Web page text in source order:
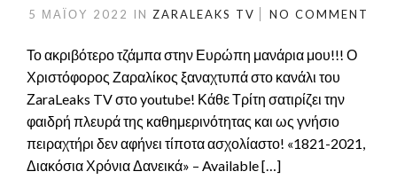
5 ΜΑΪ́ΟΥ 2022 IN ZARALEAKS TV NO COMMENT
Το ακριβότερο τζάμπα στην Ευρώπη μανάρια μου!!! Ο
Χριστόφορος Ζαραλίκος ξαναχτυπά στο κανάλι του
ΖaraLeaks TV στο youtube! Κάθε Τρίτη σατιρίζει την
φαιδρή πλευρά της καθημερινότητας και ως γνήσιο
πειραχτήρι δεν αφήνει τίποτα ασχολίαστο! «1821-2021,
Διακόσια Χρόνια Δανεικά» – Available […]